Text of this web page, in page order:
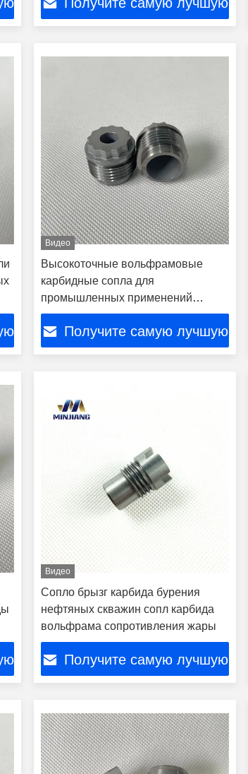
Видео
Высокоточные вольфрамовые
карбидные сопла для
промышленных применений
распыления
Получите самую лучшую
Видео
Сопло брызг карбида бурения
нефтяных скважин сопл карбида
вольфрама сопротивления жары
Получите самую лучшую